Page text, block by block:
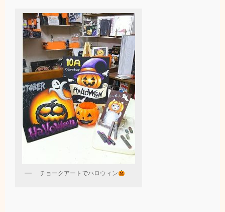
チョークアートでハロウィン